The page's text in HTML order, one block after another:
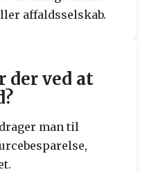
affaldsselskab.
der ved at
man til